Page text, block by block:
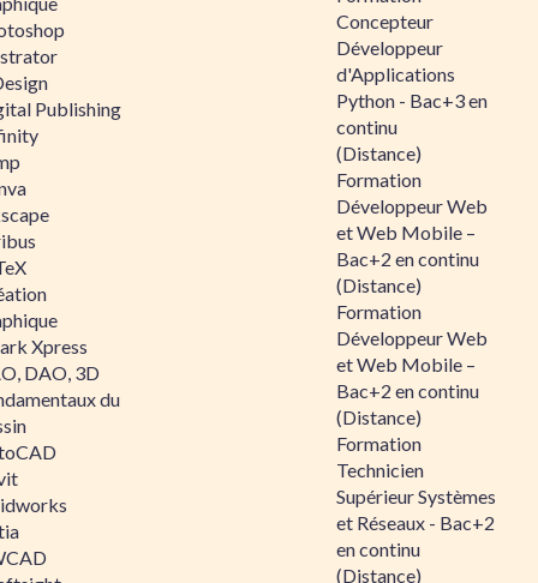
Publishing
Xpress
DAO, 3D
du
Concepteur
Développeur
d'Applications
Python - Bac+3 en
continu
(Distance)
Formation
Développeur Web
et Web Mobile –
Bac+2 en continu
(Distance)
Formation
Développeur Web
et Web Mobile –
Bac+2 en continu
(Distance)
Formation
Technicien
Supérieur Systèmes
et Réseaux - Bac+2
en continu
(Distance)